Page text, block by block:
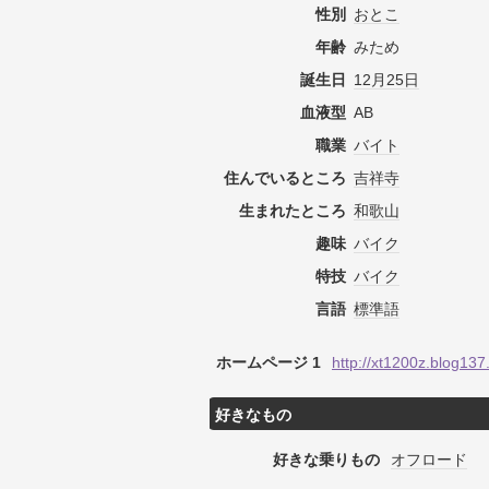
性別
おとこ
年齢 みため
誕生日
12月25日
血液型 AB
職業 バイト
住んでいるところ 吉祥寺
生まれたところ 和歌山
趣味 バイク
特技 バイク
言語 標準語
ホームページ 1 http://
好きなもの
好きな乗りもの オフロード